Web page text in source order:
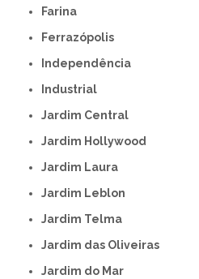
Farina
Ferrazópolis
Independência
Industrial
Jardim Central
Jardim Hollywood
Jardim Laura
Jardim Leblon
Jardim Telma
Jardim das Oliveiras
Jardim do Mar